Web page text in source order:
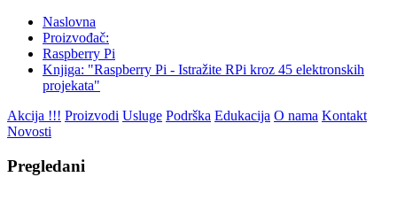
Naslovna
Proizvođač:
Raspberry Pi
Knjiga: "Raspberry Pi - Istražite RPi kroz 45 elektronskih
projekata"
Akcija !!! Proizvodi Usluge Podrška Edukacija O nama Kontakt
Novosti
Pregledani